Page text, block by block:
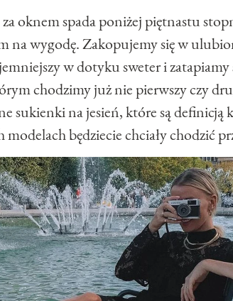
oknem spada poniżej piętnastu
na wygodę. Zakopujemy się w
w dotyku sweter i
chodzimy już nie pierwszy czy
sukienki na jesień, które są
będziecie chciały chodzić